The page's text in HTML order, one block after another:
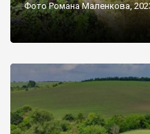
Фото Романа Маленкова,